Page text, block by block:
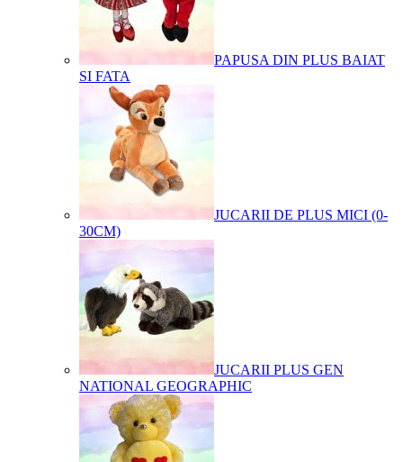
PAPUSA DIN PLUS BAIAT
SI FATA
JUCARII DE PLUS MICI (0-
30CM)
JUCARII PLUS GEN
NATIONAL GEOGRAPHIC